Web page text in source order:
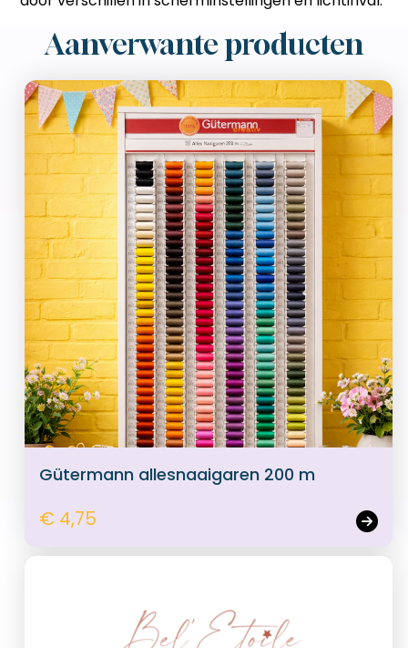
Aanverwante producten
Gütermann allesnaaigaren 200 m
€ 4,75